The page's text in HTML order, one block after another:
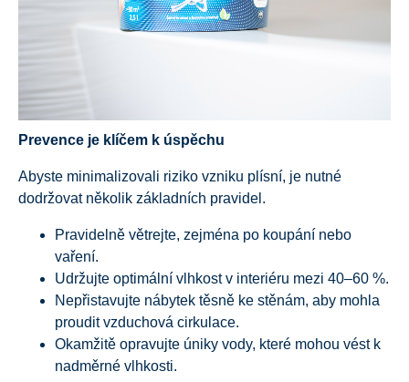
Prevence je klíčem k úspěchu
Abyste minimalizovali riziko vzniku plísní, je nutné
dodržovat několik základních pravidel.
Pravidelně větrejte, zejména po koupání nebo
vaření.
Udržujte optimální vlhkost v interiéru mezi 40–60 %.
Nepřistavujte nábytek těsně ke stěnám, aby mohla
proudit vzduchová cirkulace.
Okamžitě opravujte úniky vody, které mohou vést k
nadměrné vlhkosti.